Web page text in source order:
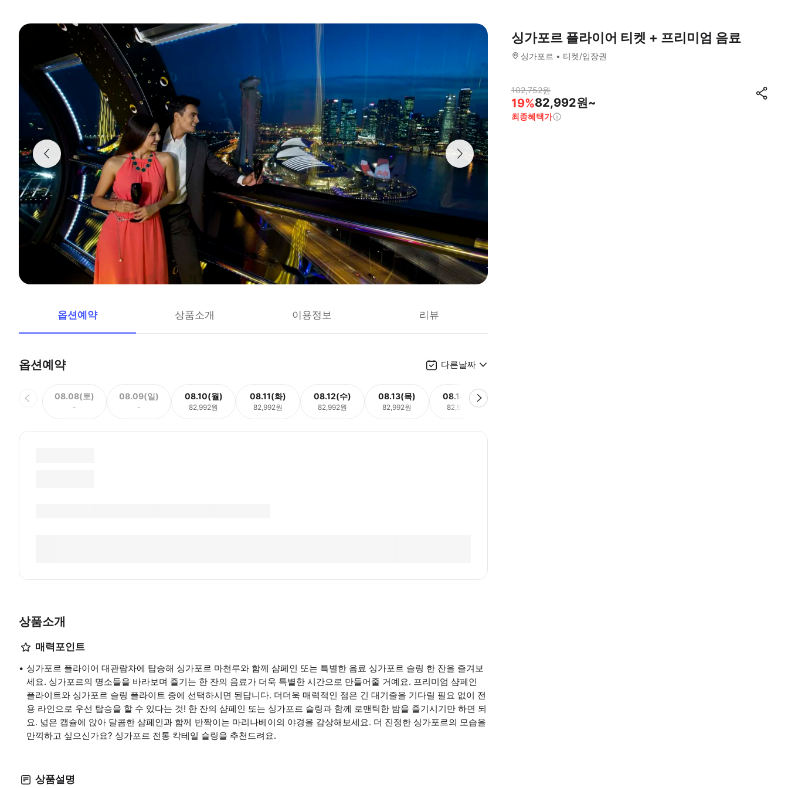
옵션예약 상품소개 이용정보 리뷰
옵션예약 다른날짜
08.08(토)
-
08.09(일)
-
08.10(월)
82,992원
08.11(화)
82,992원
08.12(수)
82,992원
08.13(목)
82,992원
08.14(금)
82,992원
상품소개
매력포인트
싱가포르 플라이어 대관람차에 탑승해 싱가포르 마천루와 함께 샴페인 또는 특별한 음료 싱가포르 슬링 한 잔을 즐겨보
세요. 싱가포르의 명소들을 바라보며 즐기는 한 잔의 음료가 더욱 특별한 시간으로 만들어줄 거예요. 프리미엄 샴페인
플라이트와 싱가포르 슬링 플라이트 중에 선택하시면 된답니다. 더더욱 매력적인 점은 긴 대기줄을 기다릴 필요 없이 전
용 라인으로 우선 탑승을 할 수 있다는 것! 한 잔의 샴페인 또는 싱가포르 슬링과 함께 로맨틱한 밤을 즐기시기만 하면 되
요. 넓은 캡슐에 앉아 달콤한 샴페인과 함께 반짝이는 마리나베이의 야경을 감상해보세요. 더 진정한 싱가포르의 모습을
만끽하고 싶으신가요? 싱가포르 전통 칵테일 슬링을 추천드려요.
상품설명
싱가포르 플라이어 티켓 + 프리미엄 음료
싱가포르 티켓/입장권
102,752원
19%82,992원~
최종혜택가